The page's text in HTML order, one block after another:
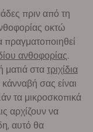
πριν από τη
οκτώ
ανθοφορίας.
ματιά στατριχίδια
σας είναι
τα μικροσκοπικά
αρχίζουν να
αυτό θα